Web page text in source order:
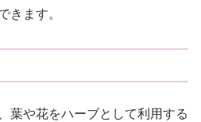
きます。
葉や花をハーブとして利用する